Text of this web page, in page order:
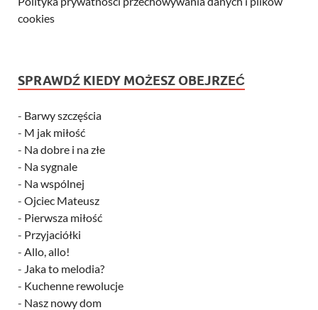
cookies
SPRAWDŹ KIEDY MOŻESZ OBEJRZEĆ
- Barwy szczęścia
- M jak miłość
- Na dobre i na złe
- Na sygnale
- Na wspólnej
- Ojciec Mateusz
- Pierwsza miłość
- Przyjaciółki
- Allo, allo!
- Jaka to melodia?
- Kuchenne rewolucje
- Nasz nowy dom